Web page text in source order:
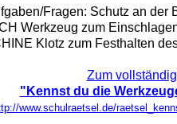
Fragen: Schutz an
Werkzeug zum
Klotz zum Festhalten
Zum
"Kennst du die
www.schulraetsel.de/